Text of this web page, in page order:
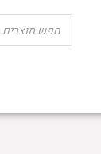
Products
search